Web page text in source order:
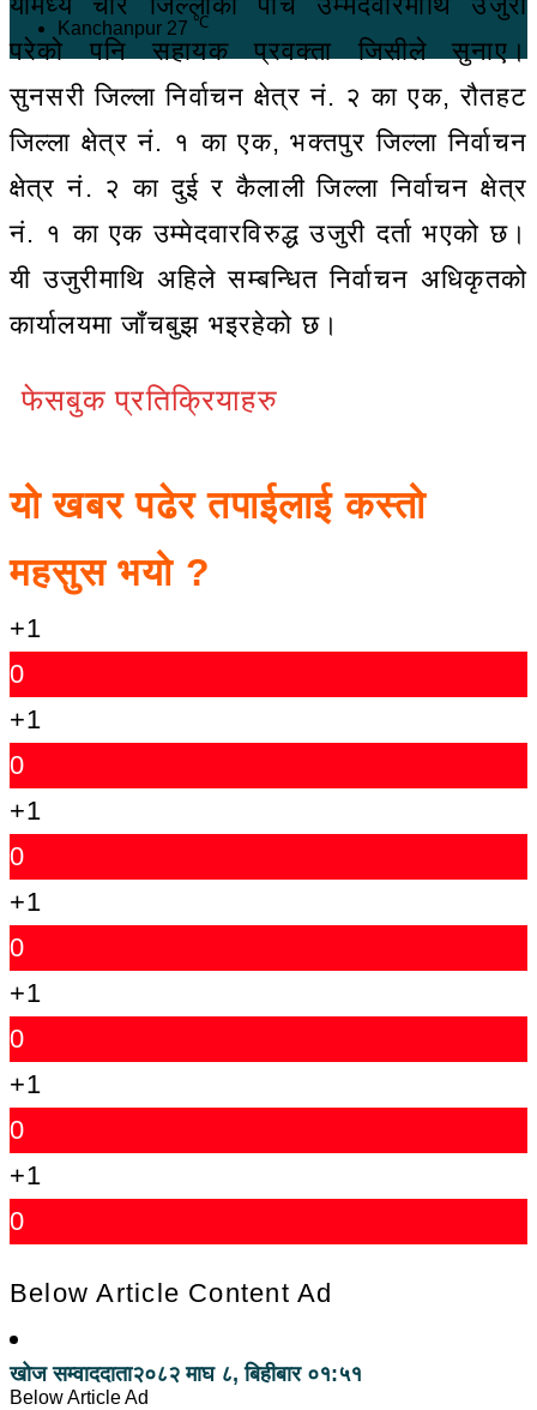
Kanchanpur 27 ℃
परेको पनि सहायक प्रवक्ता जिसीले सुनाए।
सुनसरी जिल्ला निर्वाचन क्षेत्र नं. २ का एक, रौतहट
जिल्ला क्षेत्र नं. १ का एक, भक्तपुर जिल्ला निर्वाचन
क्षेत्र नं. २ का दुई र कैलाली जिल्ला निर्वाचन क्षेत्र
नं. १ का एक उम्मेदवारविरुद्ध उजुरी दर्ता भएको छ।
यी उजुरीमाथि अहिले सम्बन्धित निर्वाचन अधिकृतको
कार्यालयमा जाँचबुझ भइरहेको छ।
फेसबुक प्रतिक्रियाहरु
यो खबर पढेर तपाईलाई कस्तो
महसुस भयो ?
+1
0
+1
0
+1
0
+1
0
+1
0
+1
0
+1
0
Below Article Content Ad
खोज सम्वाददाता२०८२ माघ ८, बिहीबार ०१:५१
Below Article Ad